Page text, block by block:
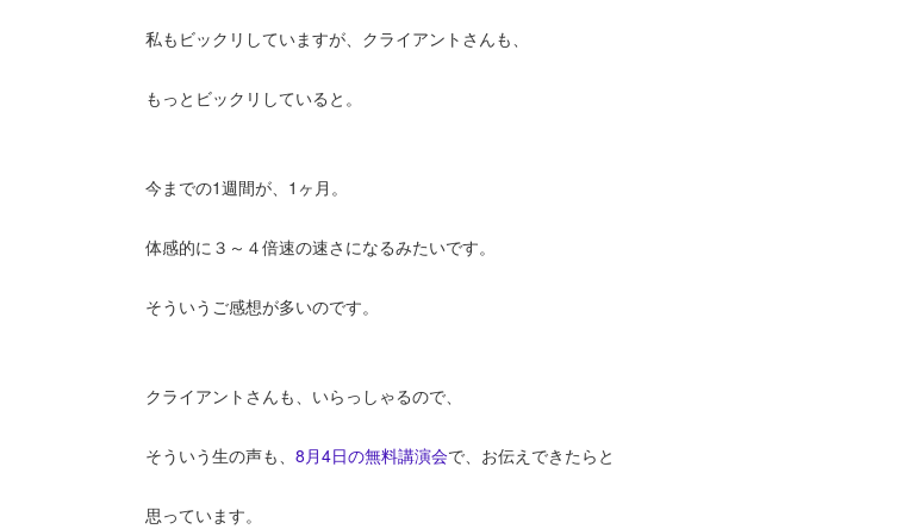
私もビックリしていますが、クライアントさんも、
もっとビックリしていると。
今までの1週間が、1ヶ月。
体感的に３～４倍速の速さになるみたいです。
そういうご感想が多いのです。
クライアントさんも、いらっしゃるので、
そういう生の声も、 8月4日の無料講演会で、お伝えできたらと
思っています。